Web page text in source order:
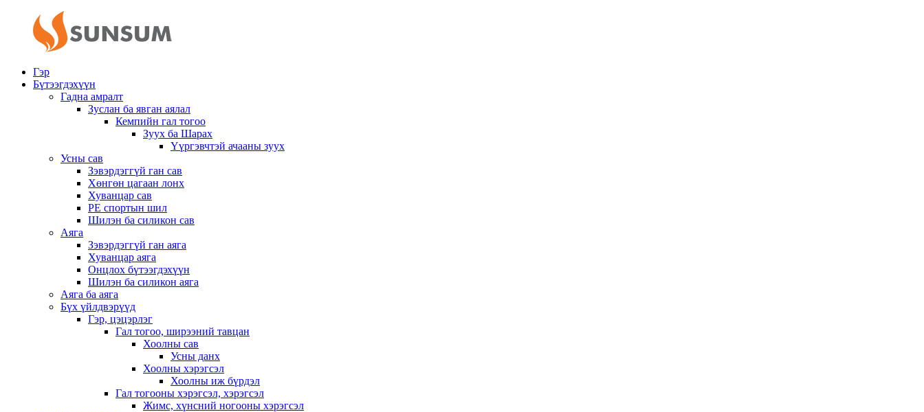
Гэр
Бүтээгдэхүүн
Гадна амралт
Зуслан ба явган аялал
Кемпийн гал тогоо
Зуух ба Шарах
Үүргэвчтэй ачааны зуух
Усны сав
Зэвэрдэггүй ган сав
Хөнгөн цагаан лонх
Хуванцар сав
PE спортын шил
Шилэн ба силикон сав
Аяга
Зэвэрдэггүй ган аяга
Хуванцар аяга
Онцлох бүтээгдэхүүн
Шилэн ба силикон аяга
Аяга ба аяга
Бүх үйлдвэрүүд
Гэр, цэцэрлэг
Гал тогоо, ширээний тавцан
Хоолны сав
Усны данх
Хоолны хэрэгсэл
Хоолны иж бүрдэл
Гал тогооны хэрэгсэл, хэрэгсэл
Жимс, хүнсний ногооны хэрэгсэл